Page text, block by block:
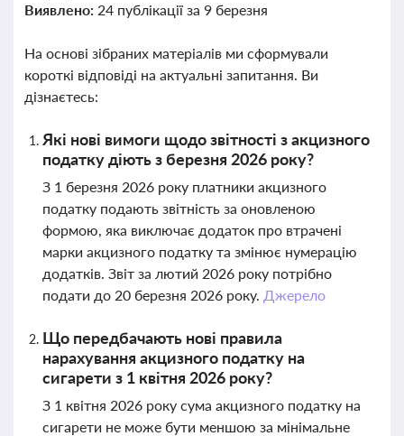
Виявлено: 24 публікації за 9 березня
На основі зібраних матеріалів ми сформували
короткі відповіді на актуальні запитання. Ви
дізнаєтесь:
Які нові вимоги щодо звітності з акцизного
податку діють з березня 2026 року?
З 1 березня 2026 року платники акцизного
податку подають звітність за оновленою
формою, яка виключає додаток про втрачені
марки акцизного податку та змінює нумерацію
додатків. Звіт за лютий 2026 року потрібно
подати до 20 березня 2026 року. Джерело
Що передбачають нові правила
нарахування акцизного податку на
сигарети з 1 квітня 2026 року?
З 1 квітня 2026 року сума акцизного податку на
сигарети не може бути меншою за мінімальне